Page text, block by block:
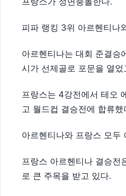
피파 랭킹 3위 아르헨티나
아르헨티나는 대회 준결승
시가 선제골로 포문을 열
프랑스는 4강전에서 테오
고 월드컵 결승전에 합류했
아르헨티나와 프랑스 모두
프랑스 아르헨티나 결승전
로 큰 주목을 받고 있다.